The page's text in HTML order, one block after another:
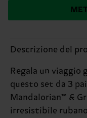
Descrizione del
Regala un
questo set da 3
Mandalorian™ &
irresistibile rubano